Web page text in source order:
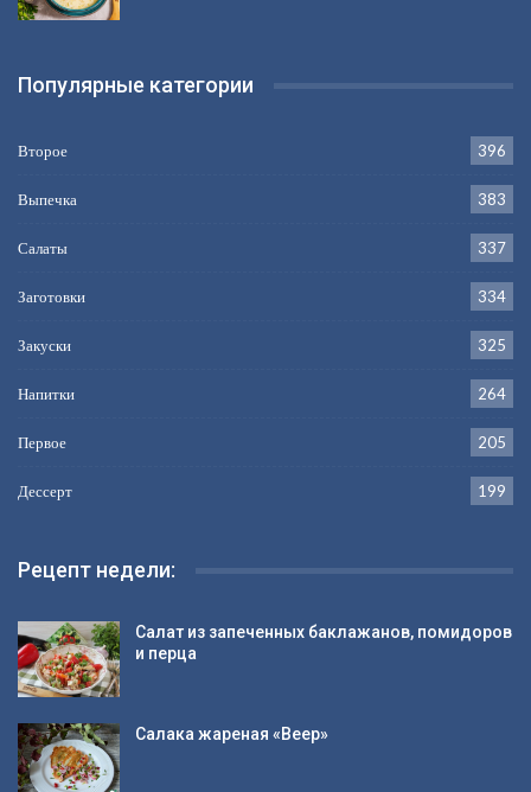
Популярные категории
Второе 396
Выпечка 383
Салаты 337
Заготовки 334
Закуски 325
Напитки 264
Первое 205
Дессерт 199
Рецепт недели:
Салат из запеченных баклажанов, помидоров
и перца
Салака жареная «Веер»